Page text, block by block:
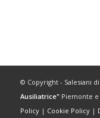
© Copyright - Salesiani
Ausiliatrice" Piemonte e
Policy| Cookie Policy|